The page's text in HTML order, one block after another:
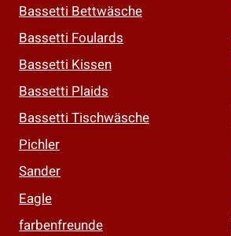
können
auf
der
gewählt
werden
Bassetti Bettwäsche
Bassetti Foulards
Bassetti Kissen
Bassetti Plaids
Bassetti Tischwäsche
Pichler
Sander
Eagle
farbenfreunde